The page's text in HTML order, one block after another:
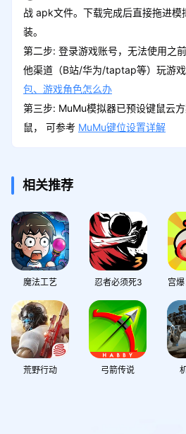
战 apk文件。下载完成后直接拖进模
装。
第二步: 登录游戏账号，无法使用之
他渠道（B站/华为/taptap等）玩游
包、游戏角色怎么办
第三步: MuMu模拟器已预设键鼠云
鼠， 可参考 MuMu键位设置详解
相关推荐
魔法工艺 忍者必须死3
荒野行动 弓箭传说